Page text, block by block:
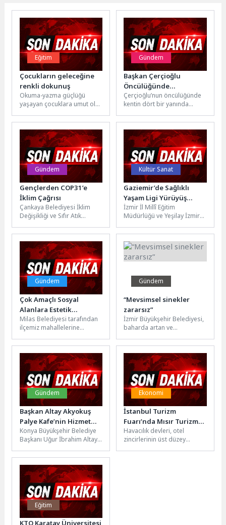
Eğitim
Çocukların geleceğine
renkli dokunuş
Okuma-yazma güçlüğü
yaşayan çocuklara umut olan
büyüyor. İzmir’de gönüllü
gençlerin desteğiyle
yürütülen...
Gündem
Başkan Çerçioğlu
Öncülüğünde
Kuşadası’nda Yeşil
Alanlarda Kapsamlı
Bakım ve Düzenleme
Çerçioğlu’nun öncülüğünde
kentin dört bir yanında
devam ediyor. Aydın
Büyükşehir Belediyesi, tüm...
Gündem
Gençlerden COP31’e
İklim Çağrısı
Çankaya Belediyesi İklim
Değişikliği ve Sıfır Atık
Türkiye iş birliğinde...
Kültür Sanat
Gaziemir’de Sağlıklı
Yaşam Ligi Yürüyüş
Etkinliği Gerçekleştirildi
İzmir İl Millî Eğitim
Müdürlüğü ve Yeşilay İzmir
düzenlenen Sağlıklı Yaşam
Ligi...
Gündem
Çok Amaçlı Sosyal
Alanlara Estetik
Dokunuşlar Yapılıyor
Milas Belediyesi tarafından
ilçemiz mahallelerine
sosyal alanları çok daha
işlevsel hale getiren...
Gündem
“Mevsimsel sinekler
zararsız”
İzmir Büyükşehir Belediyesi,
baharda artan ve
mevsimsel sineklerin
hastalık taşımadığını
açıkladı. Uzmanlar, bu...
Gündem
Başkan Altay Akyokuş
Palye Kafe’nin Hizmet
Vermeye Başladığını
Açıkladı
Konya Büyükşehir Belediye
Başkanı Uğur İbrahim Altay,
düzenlemeleri kapsamında
tamamladıkları Palye
Kafe’nin...
Ekonomi
İstanbul Turizm
Fuarı’nda Mısır Turizm
Pazarı Masaya
Yatırılacak
Havacılık devleri, otel
zincirlerinin üst düzey
Eğitim